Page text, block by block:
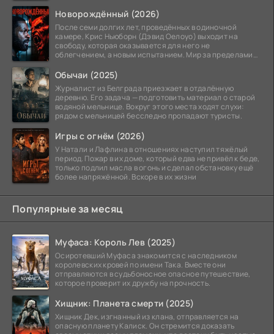
Новорождённый (2026)
После семи долгих лет, проведённых в одиночной
камере, Крис Ньюборн (Дэвид Оелоуо) выходит на
свободу, которая оказывается для него не
облегчением, а новым испытанием. Мир за пределами
Обычаи (2025)
Журналист из Белграда приезжает в отдалённую
деревню. Его задача — подготовить материал о старой
водяной мельнице. Вокруг этого места ходят слухи:
рядом с мельницей бесследно пропадают туристы.
Игры с огнём (2026)
У Натали и Лафлина в отношениях наступил тяжёлый
период. Пожар в их доме, который едва не привёл к беде,
только подлил масла в огонь и сделал обстановку ещё
более напряжённой. Вскоре в их жизни
Популярные за месяц
Муфаса: Король Лев (2025)
Осиротевший Муфаса знакомится с наследником
королевских кровей по имени Така. Вместе они
отправляются в судьбоносное опасное путешествие,
которое проверит их дружбу на прочность.
Хищник: Планета смерти (2025)
Хищник Дек, изгнанный из клана, отправляется на
опасную планету Калиск. Он стремится доказать